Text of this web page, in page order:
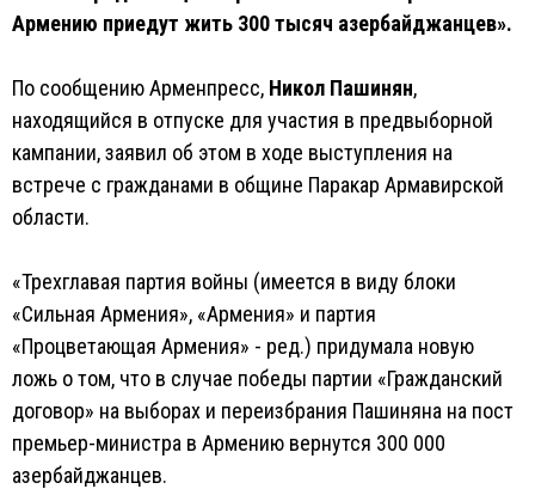
Армению приедут жить 300 тысяч азербайджанцев».
По сообщению Арменпресс, Никол Пашинян,
находящийся в отпуске для участия в предвыборной
кампании, заявил об этом в ходе выступления на
встрече с гражданами в общине Паракар Армавирской
области.
«Трехглавая партия войны (имеется в виду блоки
«Сильная Армения», «Армения» и партия
«Процветающая Армения» - ред.) придумала новую
ложь о том, что в случае победы партии «Гражданский
договор» на выборах и переизбрания Пашиняна на пост
премьер-министра в Армению вернутся 300 000
азербайджанцев.